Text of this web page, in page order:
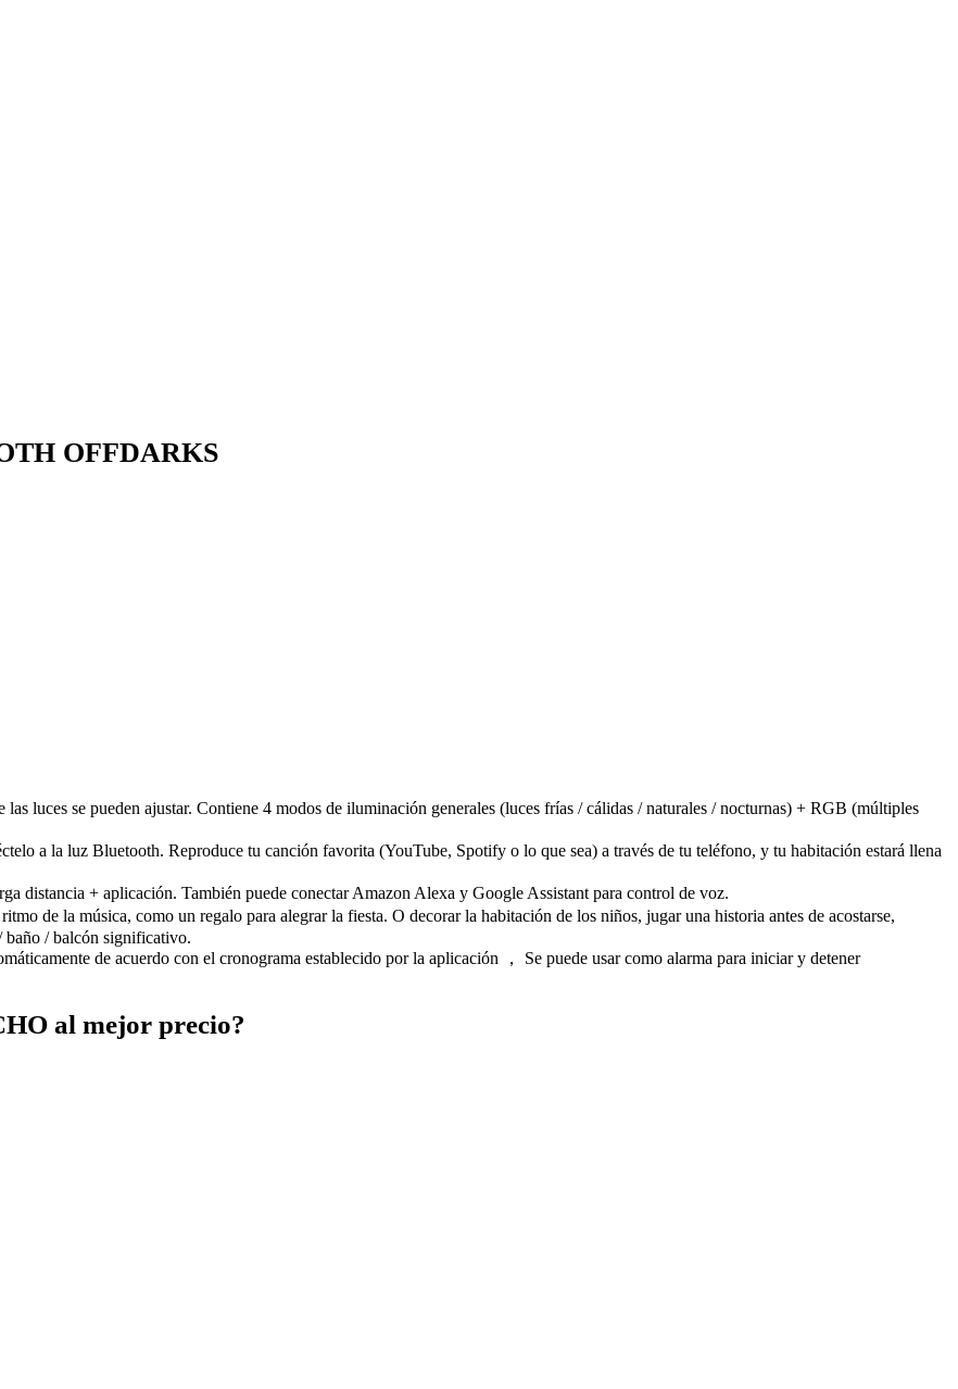
OFFDARKS
luces se pueden ajustar. Contiene 4 modos de iluminación generales (luces frías / cálidas / naturales / nocturnas) + RGB (múltiples
a la luz Bluetooth. Reproduce tu canción favorita (YouTube, Spotify o lo que sea) a través de tu teléfono, y tu habitación estará llena
distancia + aplicación. También puede conectar Amazon Alexa y Google Assistant para control de voz.
de la música, como un regalo para alegrar la fiesta. O decorar la habitación de los niños, jugar una historia antes de acostarse,
baño / balcón significativo.
de acuerdo con el cronograma establecido por la aplicación ， Se puede usar como alarma para iniciar y detener
al mejor precio?